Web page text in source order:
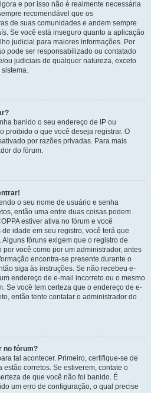
e por isso não é realmente necessária
recomendável que os
de suas comunidades e andem sempre
Se você está inseguro quanto a aplicação
judicial para maiores informações. Por
pode ser responsabilizado ou contatado
ou judiciais de qualquer natureza, exceto
banido o seu endereço de IP ou
proibido o que você deseja registrar. O
por razões privadas. Para mais
do fórum.
o seu nome de usuário e senha
então uma entre duas coisas podem
estiver ativa no fórum e você
idade em seu registro, você terá que
fóruns exigem que o registro de
você como por um administrador, antes
encontra-se presente durante o
siga às instruções. Se não recebeu e-
endereço de e-mail incorreto ou o mesmo
Se você tem certeza que o endereço de e-
então tente contatar o administrador do
no fórum?
tal acontecer. Primeiro, certifique-se de
corretos. Se estiverem, contate o
de que você não foi banido. É
um erro de configuração, o qual precise